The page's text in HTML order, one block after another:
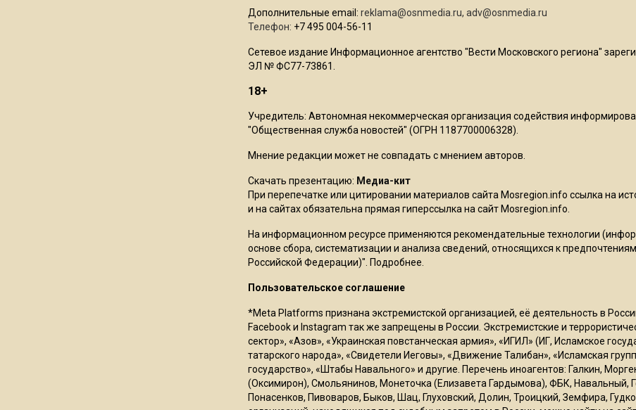
Дополнительные email: reklama@osnmedia.ru, adv@osnmedia.ru
Телефон: +7 495 004-56-11
Сетевое издание Информационное агентство "Вести Московского региона"
ЭЛ № ФС77-73861.
18+
Учредитель: Автономная некоммерческая организация содействия
"Общественная служба новостей" (ОГРН 1187700006328).
Мнение редакции может не совпадать с мнением авторов.
Скачать презентацию: Медиа-кит
При перепечатке или цитировании материалов сайта Mosregion.info ссылка на
и на сайтах обязательна прямая гиперссылка на сайт Mosregion.info.
На информационном ресурсе применяются рекомендательные технологии
основе сбора, систематизации и анализа сведений, относящихся к
Российской Федерации)". Подробнее
Пользовательское соглашение
*Meta Platforms признана экстремистской организацией, её деятельность в
Facebook и Instagram так же запрещены в России. Экстремистские и
сектор», «Азов», «Украинская повстанческая армия», «ИГИЛ» (ИГ, Исламское
татарского народа», «Свидетели Иеговы», «Движение Талибан», «Исламская
государство», «Штабы Навального» и другие. Перечень иноагентов: Галкин,
(Оксимирон), Смольянинов, Монеточка (Елизавета Гардымова), ФБК, Навальный,
Понасенков, Пивоваров, Быков, Шац, Глуховский, Долин, Троицкий, Земфира,